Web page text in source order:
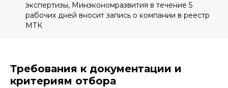
экспертизы, Минэкономразвития в течение 5
рабочих дней вносит запись о компании в реестр
МТК
Требования к документации и
критериям отбора